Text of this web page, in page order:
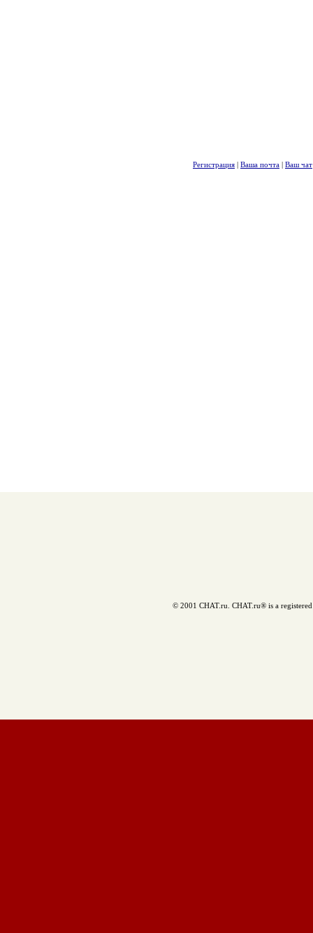
Регистрация | Ваша почта | Ваш чат
© 2001 CHAT.ru. CHAT.ru® is a